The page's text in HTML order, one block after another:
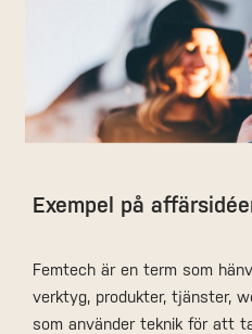
Exempel på
Femtech är en term som
verktyg, produkter, tjänster,
som använder teknik för att